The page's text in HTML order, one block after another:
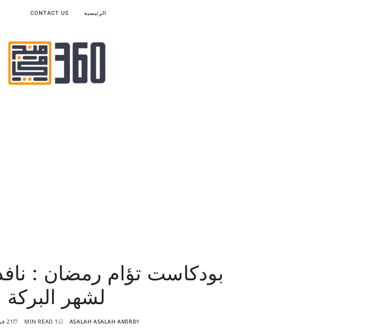
الرئيسية CONTACT US
بودكاست تؤام رمضان :
لشهر البركة
BY
ASALAH ASALAH AMIR
1 MIN READ 21 فبراير، 2026